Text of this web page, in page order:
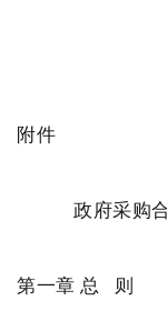
附件
政府采购
第一章 总 则